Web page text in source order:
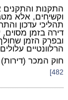
התקנות
וקשיחים, אלא
תהליכי עדכון
דירה בזמן
ובפרק הזמן
הרלוונטיים
חוק המכר (דירות)
482]